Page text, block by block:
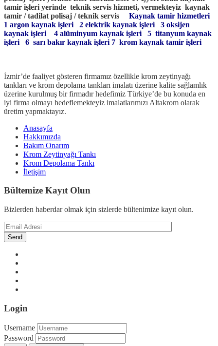
tamir işleri yerinde teknik servis hizmeti, vermekteyiz kaynak
tamir / tadilat polisaj / teknik servis
Kaynak tamir hizmetleri
1 argon kaynak işleri
2 elektrik kaynak işleri
3 oksijen
kaynak işleri
4 alüminyum kaynak işleri
5 titanyum kaynak
işleri
6 sarı bakır kaynak işleri 7 krom kaynak tamir işleri
İzmir’de faaliyet gösteren firmamız özellikle krom zeytinyağı
tankları ve krom depolama tankları imalatı üzerine kalite sağlamlık
üzerine kurulmuş bir firmadır hedefimiz Türkiye’de bu konuda en
iyi firma olmayı hedeflemekteyiz imalatlarımızı Altakrom olarak
üretim yapmaktayız.
Anasayfa
Hakkımızda
Bakım Onarım
Krom Zeytinyağı Tankı
Krom Depolama Tankı
İletişim
Bültemize Kayıt Olun
Bizlerden haberdar olmak için sizlerde bültenimize kayıt olun.
Login
Username
Password